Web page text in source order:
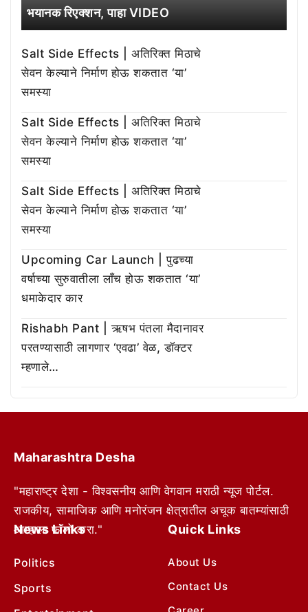
भयानक रिएक्शन, पाहा VIDEO
Salt Side Effects | अतिरिक्त मिठाचे
सेवन केल्याने निर्माण होऊ शकतात ‘या’
समस्या
Salt Side Effects | अतिरिक्त मिठाचे
सेवन केल्याने निर्माण होऊ शकतात ‘या’
समस्या
Salt Side Effects | अतिरिक्त मिठाचे
सेवन केल्याने निर्माण होऊ शकतात ‘या’
समस्या
Upcoming Car Launch | पुढच्या
वर्षाच्या सुरुवातीला लाँच होऊ शकतात ‘या’
धमाकेदार कार
Rishabh Pant | ऋषभ पंतला मैदानावर
परतण्यासाठी लागणार ‘एवढा’ वेळ, डॉक्टर
म्हणाले…
Maharashtra Desha
"महाराष्ट्र देशा - विश्वसनीय आणि वेगवान मराठी न्यूज पोर्टल.
राजकीय, सामाजिक आणि मनोरंजन क्षेत्रातील अचूक बातम्यांसाठी
आम्हाला फॉलो करा."
News Links
Politics
Sports
Quick Links
About Us
Contact Us